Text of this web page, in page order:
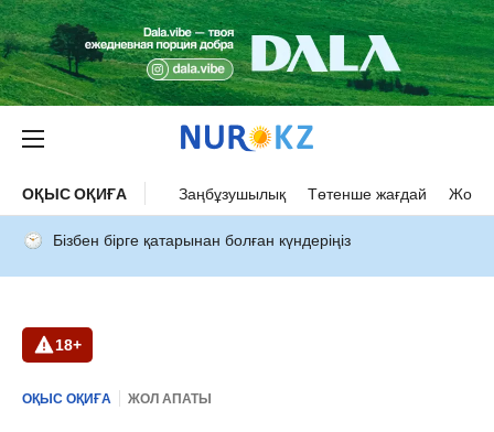
ОҚЫС ОҚИҒА Заңбұзушылық Төтенше жағдай Жол
Бізбен бірге қатарынан болған күндеріңіз
18+
ОҚЫС ОҚИҒА ЖОЛ АПАТЫ